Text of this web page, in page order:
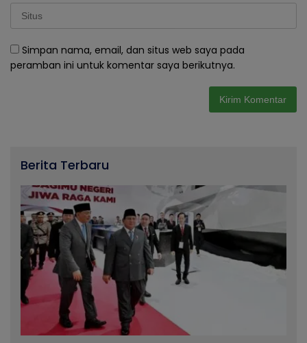
Simpan nama, email, dan situs web saya pada
peramban ini untuk komentar saya berikutnya.
Berita Terbaru